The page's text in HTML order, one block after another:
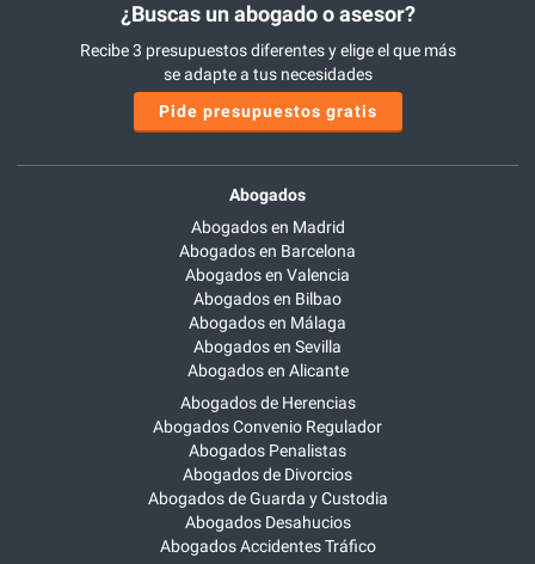
¿Buscas un abogado o asesor?
Recibe 3 presupuestos diferentes y elige el que más
se adapte a tus necesidades
Pide presupuestos gratis
Abogados
Abogados en Madrid
Abogados en Barcelona
Abogados en Valencia
Abogados en Bilbao
Abogados en Málaga
Abogados en Sevilla
Abogados en Alicante
Abogados de Herencias
Abogados Convenio Regulador
Abogados Penalistas
Abogados de Divorcios
Abogados de Guarda y Custodia
Abogados Desahucios
Abogados Accidentes Tráfico